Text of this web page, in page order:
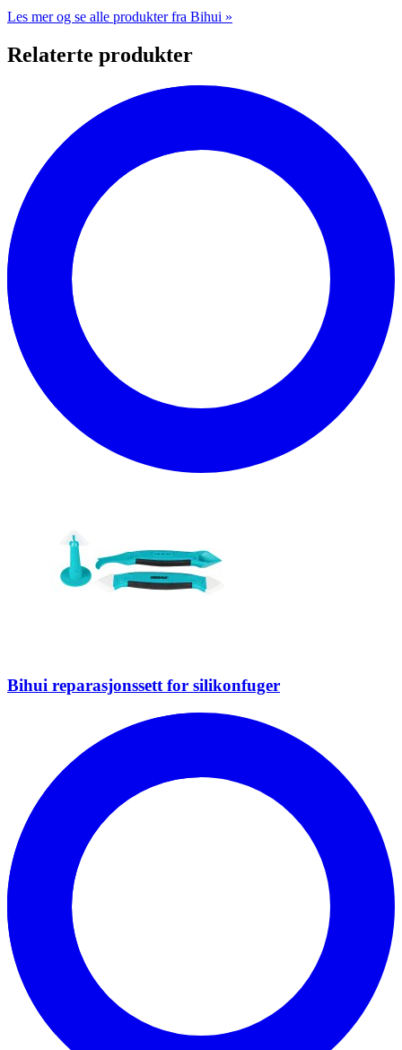
Les mer og se alle produkter fra Bihui »
Relaterte produkter
Bihui reparasjonssett for silikonfuger